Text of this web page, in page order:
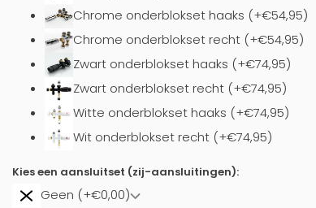
Chrome onderblokset haaks (+€54,95)
Chrome onderblokset recht (+€54,95)
Zwart onderblokset haaks (+€74,95)
Zwart onderblokset recht (+€74,95)
Witte onderblokset haaks (+€74,95)
Wit onderblokset recht (+€74,95)
Kies een aansluitset (zij-aansluitingen):
Geen (+€0,00)